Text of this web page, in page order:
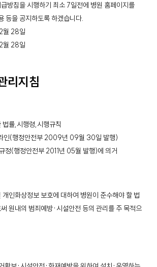
방침을 시행하기 최소 7일전에 병원 홈페이지를
등을 공지하도록 하겠습니다.
월 28일
월 28일
지침
법률,시행령,시행규칙
인(행정안전부 2009년 09월 30일 발행)
정(행정안전부 2011년 05월 발행)에 의거
인화상정보 보호에 대하여 병원이 준수해야 할 법
원내의 범죄예방·시설안전 등의 관리를 주 목적으